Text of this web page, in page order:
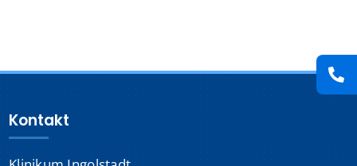
Kontakt
Karriere
Kontakt